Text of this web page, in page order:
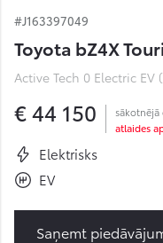
#J163397049
Toyota bZ4X
Active Tech 0 Electric
€ 44 150 sākotnējā
atlaides
Elektrisks
EV
Saņemt